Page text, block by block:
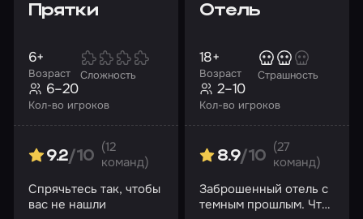
Прятки
Возраст
6+
Сложность
Кол-во игроков
6–20
9.2/10
(12
команд)
Спрячьтесь так, чтобы
вас не нашли
Отель
Возраст
18+
Страшность
Кол-во игроков
2–10
8.9/10
(27
команд)
Заброшенный отель с
темным прошлым. Что